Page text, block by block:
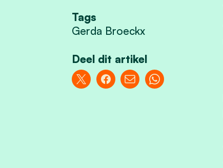
Tags
Gerda Broeckx
Deel dit artikel